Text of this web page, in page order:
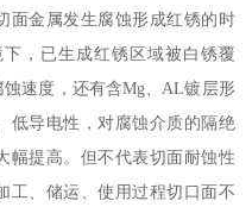
面金属发生腐蚀形成红锈的时
，已生成红锈区域被白锈覆
速度，还有含Mg、AL镀层形
低导电性，对腐蚀介质的隔绝
幅提高。但不代表切面耐蚀性
工、储运、使用过程切口面不